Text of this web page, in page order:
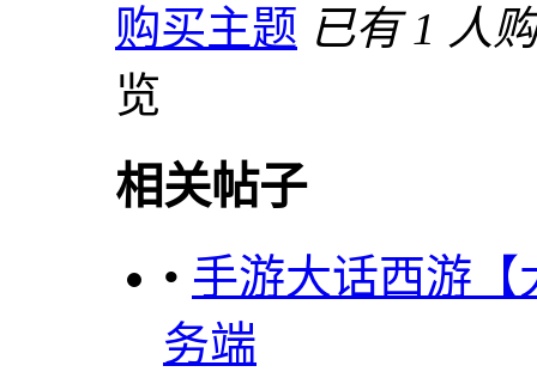
购买主题 已有 1 人
览
相关帖子
• 手游大话西游
务端